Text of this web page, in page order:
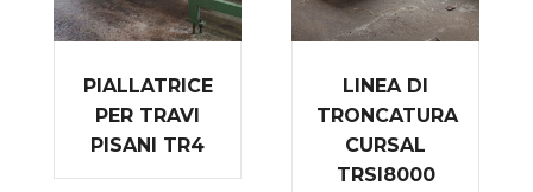
PIALLATRICE
PER TRAVI
PISANI TR4
LINEA DI
TRONCATURA
CURSAL
TRSI8000